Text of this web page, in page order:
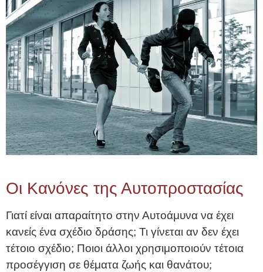
Οι Κανόνες της Αυτοπροστασίας
Γιατί είναι απαραίτητο στην Αυτοάμυνα να έχει
κανείς ένα σχέδιο δράσης; Τι γίνεται αν δεν έχει
τέτοιο σχέδιο; Ποιοι άλλοι χρησιμοποιούν τέτοια
προσέγγιση σε θέματα ζωής και θανάτου;